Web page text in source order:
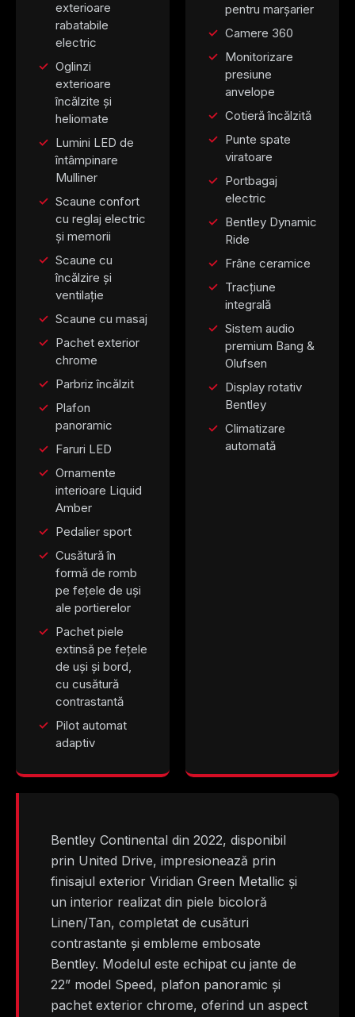
exterioare
rabatabile
electric
Oglinzi
exterioare
încălzite și
heliomate
Lumini LED de
întâmpinare
Mulliner
Scaune confort
cu reglaj electric
și memorii
Scaune cu
încălzire și
ventilație
Scaune cu masaj
Pachet exterior
chrome
Parbriz încălzit
Plafon
panoramic
Faruri LED
Ornamente
interioare Liquid
Amber
Pedalier sport
Cusătură în
formă de romb
pe fețele de uși
ale portierelor
Pachet piele
extinsă pe fețele
de uși și bord,
cu cusătură
contrastantă
Pilot automat
adaptiv
pentru marșarier
Camere 360
Monitorizare
presiune
anvelope
Cotieră încălzită
Punte spate
viratoare
Portbagaj
electric
Bentley Dynamic
Ride
Frâne ceramice
Tracțiune
integrală
Sistem audio
premium Bang &
Olufsen
Display rotativ
Bentley
Climatizare
automată
Bentley Continental din 2022, disponibil
prin United Drive, impresionează prin
finisajul exterior Viridian Green Metallic și
un interior realizat din piele bicoloră
Linen/Tan, completat de cusături
contrastante și embleme embosate
Bentley. Modelul este echipat cu jante de
22” model Speed, plafon panoramic și
pachet exterior chrome, oferind un aspect